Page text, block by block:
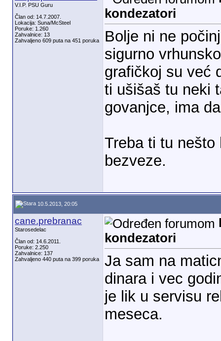
V.I.P. PSU Guru
Član od: 14.7.2007.
Lokacija: Suna/McSteel
Poruke: 1.260
Zahvalnice: 13
Zahvaljeno 609 puta na 451 poruka
kondezatori
Bolje ni ne
sigurno
grafičkoj su već
ti ušišaš tu neki
govanjce, ima
Treba ti tu
bezveze.
10.5.2013, 20:05
cane.prebranac
Starosedelac
Član od: 14.6.2011.
Poruke: 2.250
Zahvalnice: 137
Zahvaljeno 440 puta na 399 poruka
kondezatori
Ja sam na
dinara i vec
je lik u servisu
meseca.